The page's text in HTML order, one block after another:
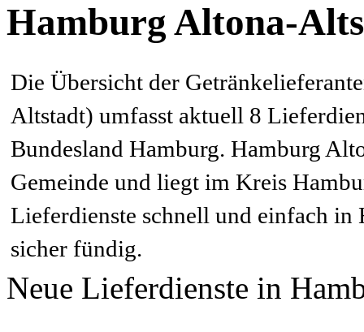
Hamburg Altona-
Die Übersicht der
Altstadt) umfasst aktuell 8
Bundesland Hamburg. Hamburg
Gemeinde und liegt im Kreis
Lieferdienste schnell und einfach
sicher fündig.
Neue Lieferdienste in